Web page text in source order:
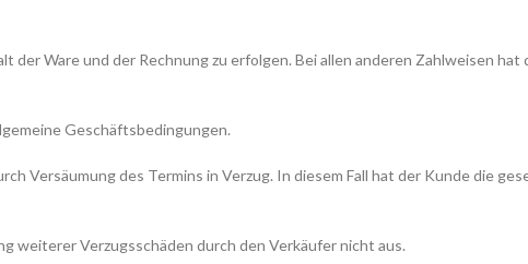
Ware und der Rechnung zu erfolgen. Bei allen anderen Zahlweisen hat
Geschäftsbedingungen.
Versäumung des Termins in Verzug. In diesem Fall hat der Kunde die
weiterer Verzugsschäden durch den Verkäufer nicht aus.